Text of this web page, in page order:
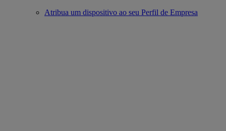
Atribua um dispositivo ao seu Perfil de Empresa